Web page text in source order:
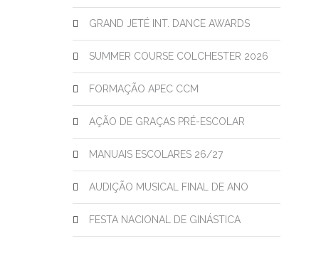
GRAND JETÉ INT. DANCE AWARDS
SUMMER COURSE COLCHESTER 2026
FORMAÇÃO APEC CCM
AÇÃO DE GRAÇAS PRÉ-ESCOLAR
MANUAIS ESCOLARES 26/27
AUDIÇÃO MUSICAL FINAL DE ANO
FESTA NACIONAL DE GINÁSTICA